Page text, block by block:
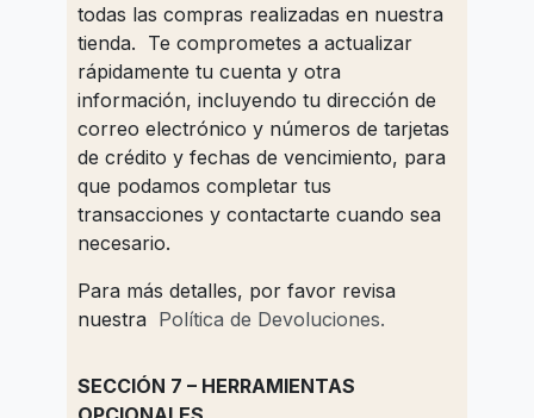
todas las compras realizadas en nuestra
tienda. Te comprometes a actualizar
rápidamente tu cuenta y otra
información, incluyendo tu dirección de
correo electrónico y números de tarjetas
de crédito y fechas de vencimiento, para
que podamos completar tus
transacciones y contactarte cuando sea
necesario.
Para más detalles, por favor revisa
nuestra Política de Devoluciones.
SECCIÓN 7 – HERRAMIENTAS